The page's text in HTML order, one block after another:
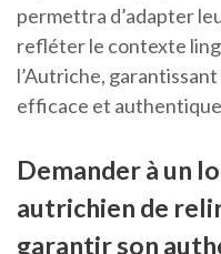
permettra d’adapter
refléter le contexte
l’Autriche,
efficace et authentique
Demander à un
autrichien de
garantir son